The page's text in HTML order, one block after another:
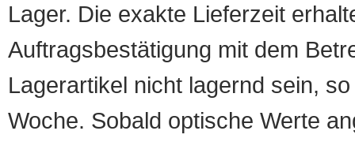
Lager. Die exakte Lieferzeit
Auftragsbestätigung mit dem
Lagerartikel nicht lagernd sein,
Woche. Sobald optische Werte